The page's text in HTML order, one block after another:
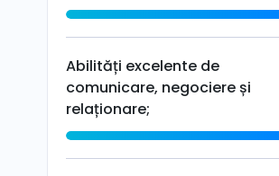
Abilități excelente de
comunicare, negociere și
relaționare;